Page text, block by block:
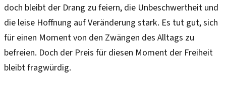
doch bleibt der Drang zu feiern, die Unbeschwertheit und
die leise Hoffnung auf Veränderung stark. Es tut gut, sich
für einen Moment von den Zwängen des Alltags zu
befreien. Doch der Preis für diesen Moment der Freiheit
bleibt fragwürdig.